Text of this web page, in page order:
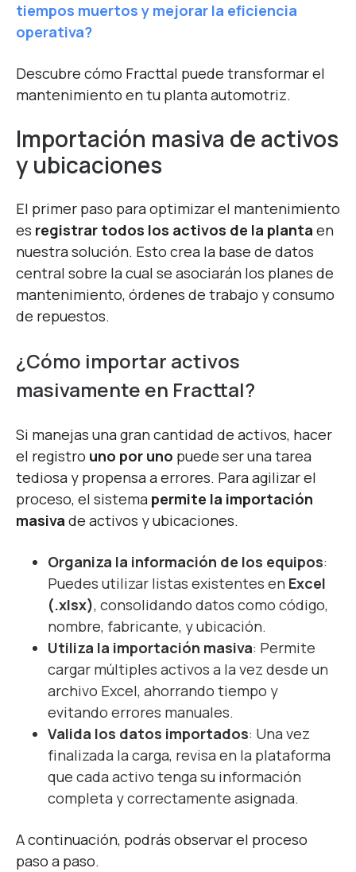
tiempos muertos y mejorar la eficiencia
operativa?
Descubre cómo Fracttal puede transformar el
mantenimiento en tu planta automotriz.
Importación masiva de activos
y ubicaciones
El primer paso para optimizar el mantenimiento
es registrar todos los activos de la planta en
nuestra solución. Esto crea la base de datos
central sobre la cual se asociarán los planes de
mantenimiento, órdenes de trabajo y consumo
de repuestos.
¿Cómo importar activos
masivamente en Fracttal?
Si manejas una gran cantidad de activos, hacer
el registro uno por uno puede ser una tarea
tediosa y propensa a errores. Para agilizar el
proceso, el sistema permite la importación
masiva de activos y ubicaciones.
Organiza la información de los equipos:
Puedes utilizar listas existentes en Excel
(.xlsx), consolidando datos como código,
nombre, fabricante, y ubicación.
Utiliza la importación masiva: Permite
cargar múltiples activos a la vez desde un
archivo Excel, ahorrando tiempo y
evitando errores manuales.
Valida los datos importados: Una vez
finalizada la carga, revisa en la plataforma
que cada activo tenga su información
completa y correctamente asignada.
A continuación, podrás observar el proceso
paso a paso.